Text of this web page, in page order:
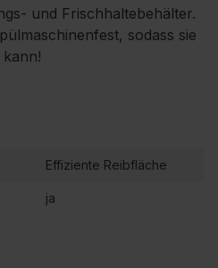
und Frischhaltebehälter.
sodass sie
Effiziente Reibfläche
ja